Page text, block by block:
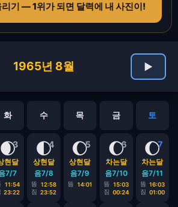
리기 — 1위가 되면 달력에 내 사진이!
1965년 8월 ▶
화 수 목 금 토
3
🌒
현달
7/7
11:54
23:22
4
🌓
상현달
음7/8
뜸
12:58
짐 23:52
5
🌔
상현달
음7/9
뜸 14:01
6
🌔
차는달
음7/10
뜸
15:03
짐 00:24
7
🌔
차는달
음7/11
뜸 16:03
짐 01:00